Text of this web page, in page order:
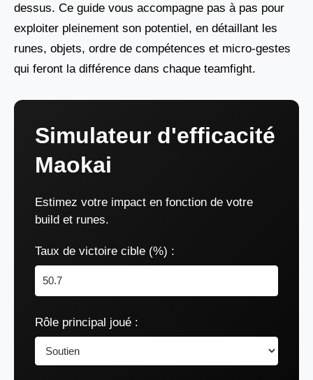
dessus. Ce guide vous accompagne pas à pas pour
exploiter pleinement son potentiel, en détaillant les
runes, objets, ordre de compétences et micro-gestes
qui feront la différence dans chaque teamfight.
Simulateur d'efficacité
Maokai
Estimez votre impact en fonction de votre
build et runes.
Taux de victoire cible (%) :
Rôle principal joué :